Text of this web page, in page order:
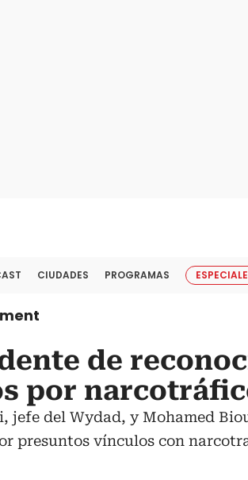
CIUDADES PROGRAMAS
de
por
jefe del Wydad, y Mohamed
presuntos vínculos con